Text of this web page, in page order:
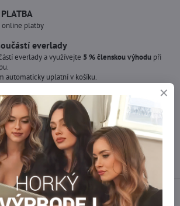
online platby
everlady
everlady a využívejte 5 % členskou výhodu při
automaticky uplatní v košíku.
o více kusů ?
zboží pro Vás doskladníme!